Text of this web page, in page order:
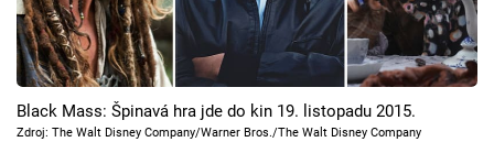
Pořady
TV Program
Black Mass: Špinavá hra jde do kin 19. listopadu 2015.
Zdroj: The Walt Disney Company/Warner Bros./The Walt Disney Company